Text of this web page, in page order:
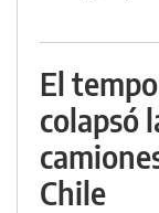
El
colapsó
Chile